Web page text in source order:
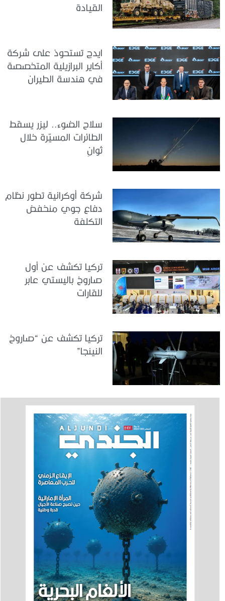
القيادة
ايدج تستحوذ على شركة
أكاير البرازيلية المتخصصة
في هندسة الطيران
سلاح الضوء.. ليزر يسقط
الطائرات المسيّرة خلال
ثوانٍ
شركة أوكرانية تطور نظام
دفاع جوي منخفض
التكلفة
تركيا تكشف عن أول
صاروخ باليستي عابر
للقارات
تركيا تكشف عن “صاروخ
النينجا”